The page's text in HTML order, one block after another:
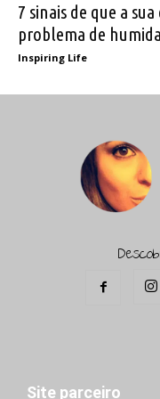
7 sinais de que a
problema de
Inspiring Life
Site parceiro